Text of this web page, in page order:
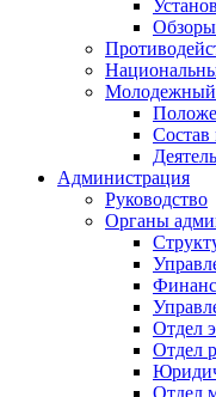
Молодежный
Состав
Администрация
Руководство
Органы
Отдел
Отдел